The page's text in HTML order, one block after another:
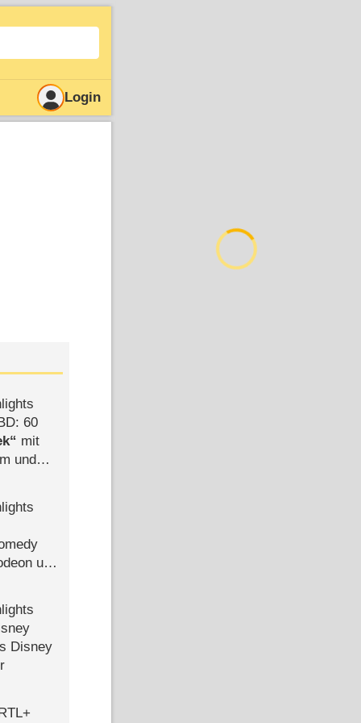
Login
60
mit
und
und
Disney